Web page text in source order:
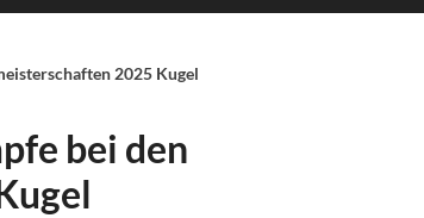
2025 Kugel
bei den